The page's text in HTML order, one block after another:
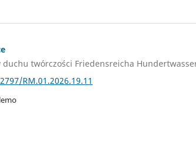
twórczości Friedensreicha
RM.01.2026.19.11